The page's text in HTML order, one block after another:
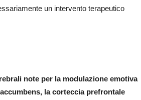
un intervento terapeutico
note per la modulazione emotiva
la corteccia prefrontale